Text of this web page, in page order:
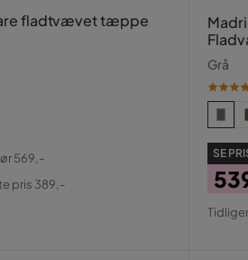
fladtvævet tæppe
569,-
pris 389,-
Grå
SE
Pris